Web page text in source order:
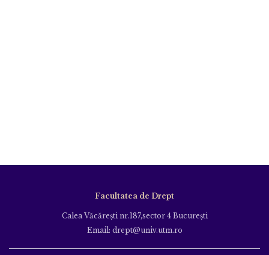
Facultatea de Drept
Calea Văcăreşti nr.187,sector 4 Bucureşti
Email: drept@univ.utm.ro